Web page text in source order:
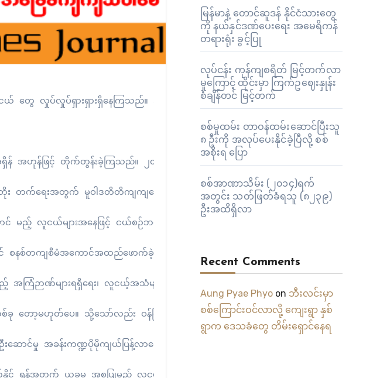
ယ် တွေ လှုပ်လှုပ်ရှားရှားရှိနေကြသည်။ အနာဂတ် လူငယ်များအရေးအတွက် လက်ရှိလူငယ်တွေ ကြိုး
န် အဟုန်ဖြင့် တိုက်တွန်းခဲ့ကြသည်။ ၂၀၁၄ မြန်မာ့လူငယ်ဖိုရမ် မော်လမြိုင်တွင် ကျင်းပစဉ်က
က်ရေးအတွက် မူဝါဒတိတိကျကျဖော်ဆောင် လုပ်ငန်းစဉ်များချမှတ်ပြီး စနစ်တကျဆောင်ရွက်သွ
ည့် လူငယ်များအနေဖြင့် ငယ်စဉ်ဘဝမှ အရွယ်ရောက်သည့်ကာလအထိ စနစ်တကျဖွံ့ဖြိုး ကြီးထွာ
စ်တကျစီမံအကောင်အထည်ဖောက်ခဲ့ခြင်း မရှိဟုသာ ဆိုရမည်ဖြစ်သည်။
အကြံဉာဏ်များရရှိရေး၊ လူငယ့်အသံများပါဝင်နိုင်ရေးအတွက် ကွင်းဆင်းဆောင်ရွက်နေကြ
တော့မဟုတ်ပေ။ သို့သော်လည်း ဝန်ကြီးဌာနမှ ပေးနိုင်သည့်အချိန်၊ လူငယ်များဆောင်ရွက်
မှု အခန်းကဏ္ဍပိုမိုကျယ်ပြန့်လာရေး၊ လူငယ်များအပေါ် အသိအမှတ်ပြုလက်တွဲခေါ်ဆောင်နိုင်ရ
မြန်မာနဲ့ တောင်ဆူဒန် နိုင်ငံသားတွေ
ကို နယ်နှင်ဒဏ်ပေးရေး အမေရိကန်
တရားရုံး ခွင့်ပြု
လုပ်ငန်း ကုန်ကျစရိတ် မြင့်တက်လာ
မှုကြောင့် ထိုင်းမှာ ကြက်ဥဈေးနှုန်း
စံချိန်တင် မြင့်တက်
စစ်မှုထမ်း တာဝန်ထမ်းဆောင်ပြီးသူ
၈ ဦးကို အလုပ်ပေးနိုင်ခဲ့ပြီလို့ စစ်
အစိုးရ ပြော
စစ်အာဏာသိမ်း (၂၀၁၄)ရက်
အတွင်း သတ်ဖြတ်ခံရသူ (၈၂၃၉)
ဦးအထိရှိလာ
Recent Comments
Aung Pyae Phyoon ဘီးလင်းမှာ
စစ်ကြောင်းဝင်လာလို့ ကျေးရွာ နှစ်
ရွာက ဒေသခံတွေ တိမ်းရှောင်နေရ